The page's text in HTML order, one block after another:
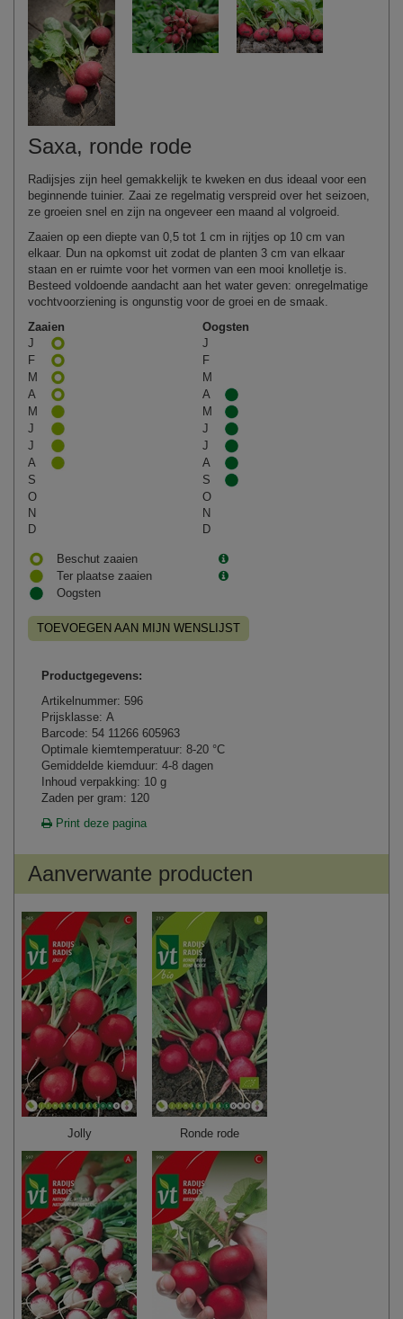
Saxa, ronde rode
Radijsjes zijn heel gemakkelijk te kweken en dus ideaal voor een
beginnende tuinier. Zaai ze regelmatig verspreid over het seizoen,
ze groeien snel en zijn na ongeveer een maand al volgroeid.
Zaaien op een diepte van 0,5 tot 1 cm in rijtjes op 10 cm van
elkaar. Dun na opkomst uit zodat de planten 3 cm van elkaar
staan en er ruimte voor het vormen van een mooi knolletje is.
Besteed voldoende aandacht aan het water geven: onregelmatige
vochtvoorziening is ongunstig voor de groei en de smaak.
Zaaien
Oogsten
J
J
F
F
M
M
A
A
M
M
J
J
J
J
A
A
S
S
O
O
N
N
D
D
Beschut zaaien
Ter plaatse zaaien
Oogsten
TOEVOEGEN AAN MIJN WENSLIJST
Productgegevens:
Artikelnummer: 596
Prijsklasse: A
Barcode: 54 11266 605963
Optimale kiemtemperatuur: 8-20 °C
Gemiddelde kiemduur: 4-8 dagen
Inhoud verpakking: 10 g
Zaden per gram: 120
Print deze pagina
Aanverwante producten
Jolly Ronde rode